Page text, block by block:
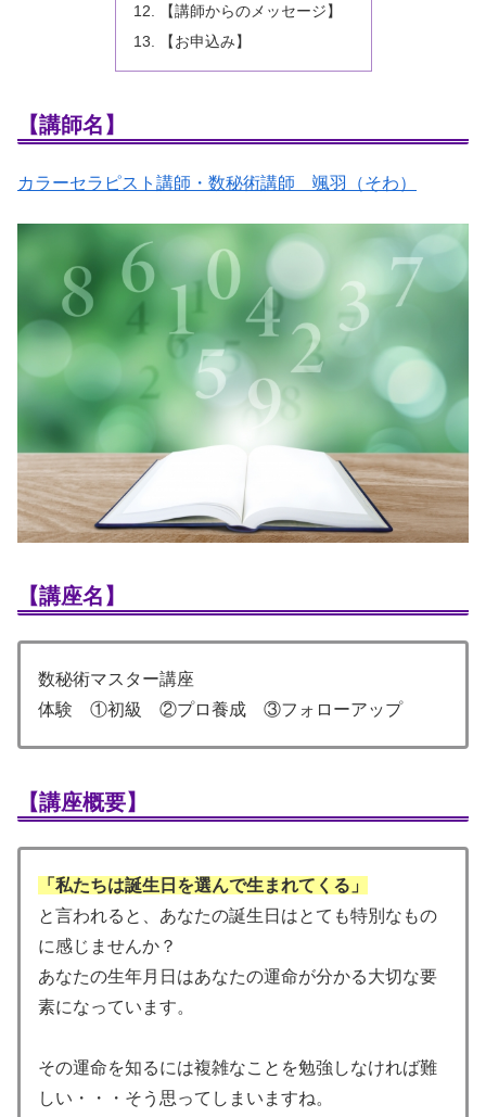
【講師からのメッセージ】
【お申込み】
【講師名】
カラーセラピスト講師・数秘術講師 颯羽（そわ）
【講座名】
数秘術マスター講座
体験 ①初級 ②プロ養成 ③フォローアップ
【講座概要】
「私たちは誕生日を選んで生まれてくる」
と言われると、あなたの誕生日はとても特別なもの
に感じませんか？
あなたの生年月日はあなたの運命が分かる大切な要
素になっています。
その運命を知るには複雑なことを勉強しなければ難
しい・・・そう思ってしまいますね。